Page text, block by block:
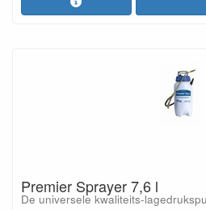
Premier Sprayer 7,6 l
De universele kwaliteits-